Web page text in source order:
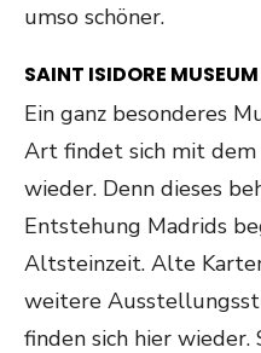
umso schöner.
SAINT ISIDORE MUSEUM
Ein ganz besonderes
Art findet sich mit dem
wieder. Denn dieses
Entstehung Madrids
Altsteinzeit. Alte
weitere
finden sich hier wieder.